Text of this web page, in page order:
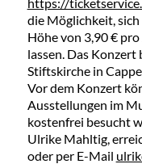
die Möglichkeit, sich
Höhe von 3,90 €
lassen. Das
Stiftskirche in
Vor dem Konzert
Ausstellungen im
kostenfrei besucht
Ulrike Mahltig,
oder per E-Mail